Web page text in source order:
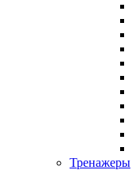
Тренажеры